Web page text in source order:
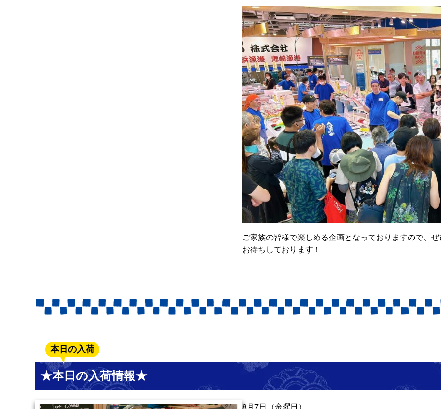
ご家族の皆様で楽しめる企画となっておりますので、
お待ちしております！
本日の入荷
★本日の入荷情報★
8月7日（金曜日）